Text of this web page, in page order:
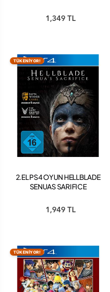
1,349 TL
TÜKENİYOR!
2.EL PS4 OYUN HELLBLADE
SENUAS SARIFICE
1,949 TL
TÜKENİYOR!